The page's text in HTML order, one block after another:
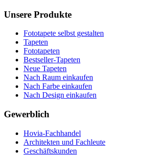
Unsere Produkte
Fototapete selbst gestalten
Tapeten
Fototapeten
Bestseller-Tapeten
Neue Tapeten
Nach Raum einkaufen
Nach Farbe einkaufen
Nach Design einkaufen
Gewerblich
Hovia-Fachhandel
Architekten und Fachleute
Geschäftskunden